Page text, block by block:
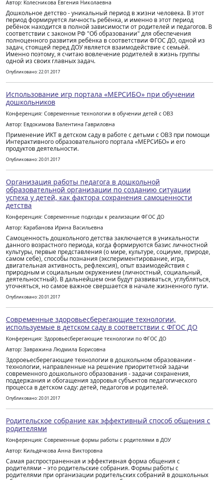
Автор: Колесникова Евгения Николаевна
Дошкольное детство - уникальный период в жизни человека. В этот
период формируется личность ребёнка, и именно в этот период
ребёнок находится в полной зависимости от родителей и педагогов. В
соответствии с законом РФ "Об образовании" для обеспечения
полноценного развития ребёнка в соответствии ФГОС ДО, одной из
задач, стоящей перед ДОУ является взаимодействие с семьёй.
Именно поэтому, я считаю вовлечение родителей в жизнь группы
одной из своих главных задач.
Опубликовано: 22.01.2017
Использование игр портала «МЕРСИБО» при обучении
дошкольников
Конференция: Современные технологии в обучении детей с ОВЗ
Автор: Евдокимова Валентина Гавриловна
Применение ИКТ в детском саду в работе с детьми с ОВЗ при помощи
Интерактивного образовательного портала «МЕРСИБО» и его
продуктов деятельности.
Опубликовано: 20.01.2017
Организация работы педагога в дошкольной
образовательной организации по созданию ситуации
успеха у детей, как фактора сохранения самоценности
детства
Конференция: Современные подходы к реализации ФГОС ДО
Автор: Карабанова Ирина Васильевна
Самоценность дошкольного детства заключается в уникальности
данного возрастного периода, когда формируются базис личностной
культуры, первые представления (о мире, культуре, социуме, природе,
самом себе), способы познания (экспериментирование, игра,
двигательная активность, рефлексия), опыт взаимодействия с
природным и социальным окружением (личностный, социальный,
деятельностный). В дальнейшем они будут развиваться, углубляться,
уточняться, но самое важное свершается в начале жизненного пути.
Опубликовано: 20.01.2017
Современные здоровьесберегающие технологии,
используемые в детском саду в соответствии с ФГОС ДО
Конференция: Здоровьесберегающие технологии по ФГОС ДО
Автор: Завражина Людмила Борисовна
Здороеьесберегающие технологии в дошкольном образовании -
технологии, направленные на решение приоритетной задачи
современного дошкольного образования - задачи сохранения,
поддержания и обогащения здоровья субъектов педагогического
процесса в детском саду: детей, педагогов и родителей.
Опубликовано: 20.01.2017
Родительское собрание как эффективный способ общения с
родителями
Конференция: Современные формы работы с родителями в ДОУ
Автор: Кильдячкова Анна Викторовна
Самая распространенная и эффективная форма общения с
родителями – это родительские собрания. Формы работы с
родителями при организации родительских собраний в дошкольных